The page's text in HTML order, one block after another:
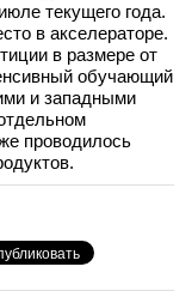
текущего года.
в акселераторе.
в размере от
обучающий
и западными
проводилось